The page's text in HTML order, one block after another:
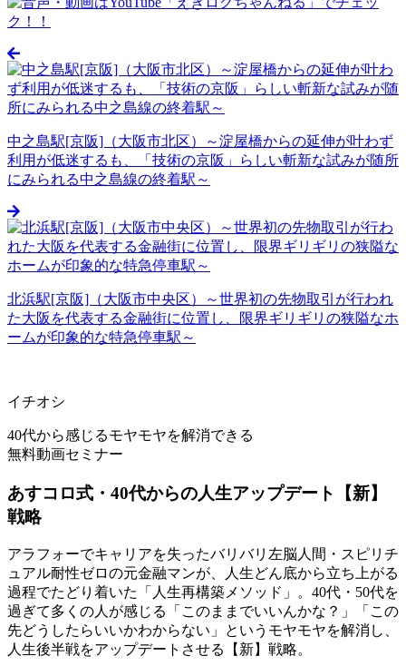
中之島駅[京阪]（大阪市北区）～淀屋橋からの延伸が叶わず
利用が低迷するも、「技術の京阪」らしい斬新な試みが随所
にみられる中之島線の終着駅～
北浜駅[京阪]（大阪市中央区）～世界初の先物取引が行われ
た大阪を代表する金融街に位置し、限界ギリギリの狭隘なホ
ームが印象的な特急停車駅～
イチオシ
40代から感じるモヤモヤを解消できる
無料動画セミナー
あすコロ式・40代からの人生アップデート【新】
戦略
アラフォーでキャリアを失ったバリバリ左脳人間・スピリチ
ュアル耐性ゼロの元金融マンが、人生どん底から立ち上がる
過程でたどり着いた「人生再構築メソッド」。40代・50代を
過ぎて多くの人が感じる「このままでいいんかな？」「この
先どうしたらいいかわからない」というモヤモヤを解消し、
人生後半戦をアップデートさせる【新】戦略。